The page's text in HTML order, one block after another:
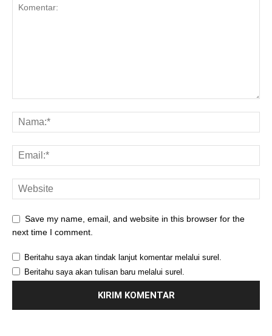
Save my name, email, and website in this browser for the
next time I comment.
Beritahu saya akan tindak lanjut komentar melalui surel.
Beritahu saya akan tulisan baru melalui surel.